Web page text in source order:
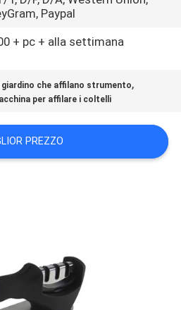
Paypal
+ pc + alla settimana
giardino che affilano strumento,
per affilare i coltelli
PREZZO